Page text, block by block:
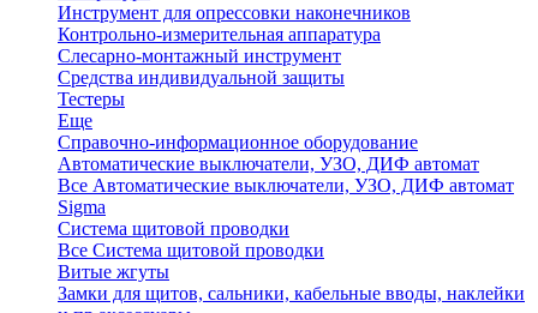
Инструмент для опрессовки наконечников
Контрольно-измерительная аппаратура
Слесарно-монтажный инструмент
Средства индивидуальной защиты
Тестеры
Еще
Справочно-информационное оборудование
Автоматические выключатели, УЗО, ДИФ автомат
Все Автоматические выключатели, УЗО, ДИФ автомат
Sigma
Система щитовой проводки
Все Система щитовой проводки
Витые жгуты
Замки для щитов, сальники, кабельные вводы, наклейки